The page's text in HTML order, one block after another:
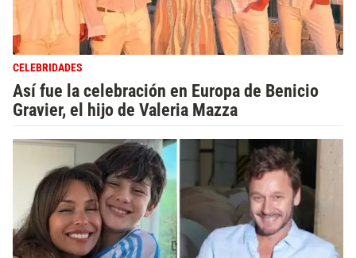
CELEBRIDADES
Así fue la celebración en Europa de Benicio
Gravier, el hijo de Valeria Mazza